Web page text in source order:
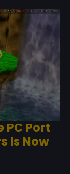
Port
Is Now